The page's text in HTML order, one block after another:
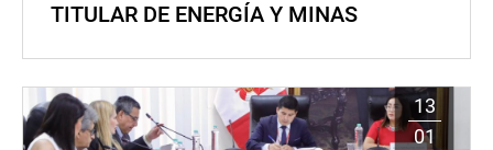
TITULAR DE ENERGÍA Y MINAS
13
01